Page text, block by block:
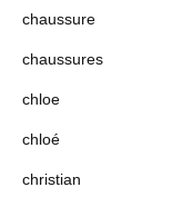
chaussure
chaussures
chloe
chloé
christian